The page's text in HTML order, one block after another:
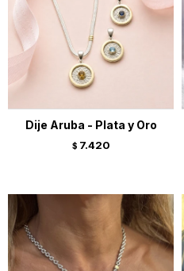
Dije Aruba - Plata y Oro
$ 7.420